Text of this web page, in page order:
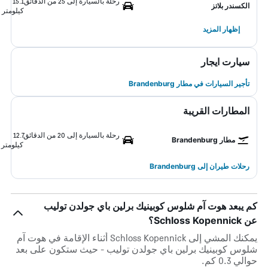
الكسندر بلاتز
كيلومتر
إظهار المزيد
سيارت ايجار
تأجير السيارات في مطار Brandenburg
المطارات القريبة
مطار Brandenburg
رحلة بالسيارة إلى 20 من الدقائق
12.7
كيلومتر
رحلات طيران إلى Brandenburg
كم يبعد هوت آم شلوس كوبينيك برلين باي جولدن توليب
عن Schloss Kopennick؟
يمكنك المشي إلى Schloss Kopennick أثناء الإقامة في هوت آم
شلوس كوبينيك برلين باي جولدن توليب - حيث ستكون على بعد
حوالي 0.3 كم.